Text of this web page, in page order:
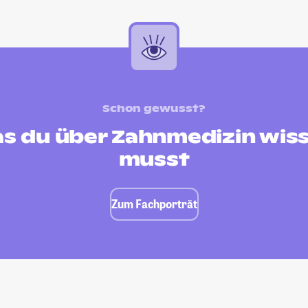
Schon gewusst?
du über Zahnmedizin
musst
Zum Fachporträt